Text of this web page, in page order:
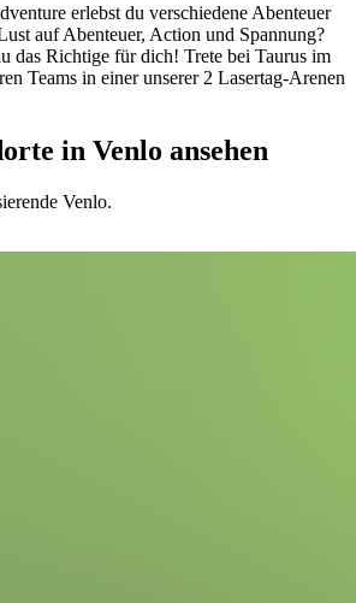
erlebst du verschiedene Abenteuer
auf Abenteuer, Action und Spannung?
das Richtige für dich! Trete bei Taurus im
Teams in einer unserer 2 Lasertag-Arenen
in Venlo ansehen
Venlo.